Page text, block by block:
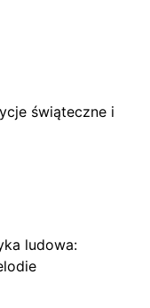
świąteczne i
ludowa: